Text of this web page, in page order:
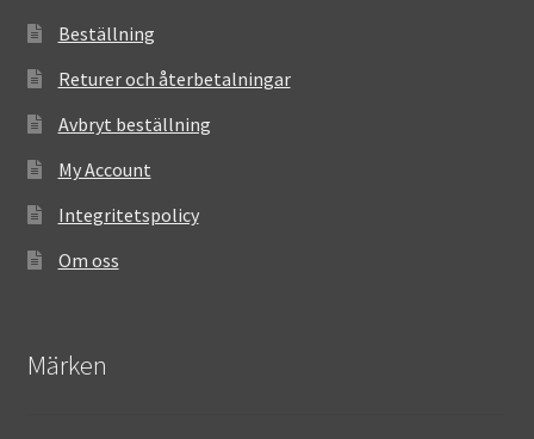
Beställning
Returer och återbetalningar
Avbryt beställning
My Account
Integritetspolicy
Om oss
Märken